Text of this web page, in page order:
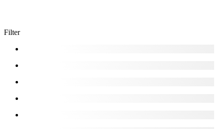
Filter